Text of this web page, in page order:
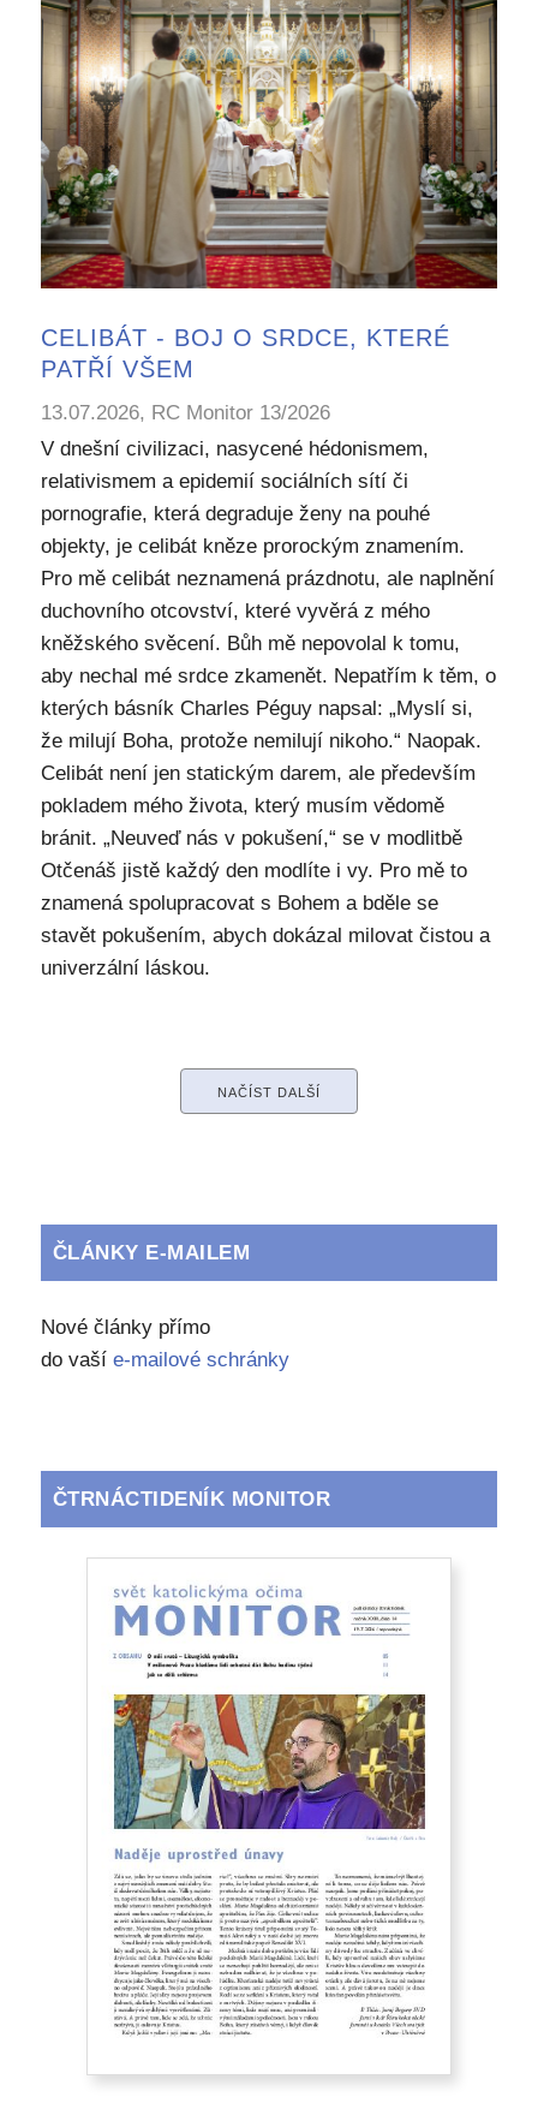
CELIBÁT - BOJ O SRDCE, KTERÉ
PATŘÍ VŠEM
13.07.2026, RC Monitor 13/2026
V dnešní civilizaci, nasycené hédonismem,
relativismem a epidemií sociálních sítí či
pornografie, která degraduje ženy na pouhé
objekty, je celibát kněze prorockým znamením.
Pro mě celibát neznamená prázdnotu, ale naplnění
duchovního otcovství, které vyvěrá z mého
kněžského svěcení. Bůh mě nepovolal k tomu,
aby nechal mé srdce zkamenět. Nepatřím k těm, o
kterých básník Charles Péguy napsal: „Myslí si,
že milují Boha, protože nemilují nikoho.“ Naopak.
Celibát není jen statickým darem, ale především
pokladem mého života, který musím vědomě
bránit. „Neuveď nás v pokušení,“ se v modlitbě
Otčenáš jistě každý den modlíte i vy. Pro mě to
znamená spolupracovat s Bohem a bděle se
stavět pokušením, abych dokázal milovat čistou a
univerzální láskou.
NAČÍST DALŠÍ
ČLÁNKY E-MAILEM
Nové články přímo
do vaší e-mailové schránky
ČTRNÁCTIDENÍK MONITOR